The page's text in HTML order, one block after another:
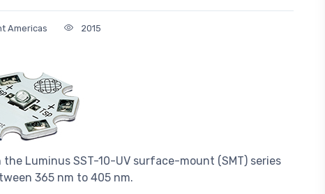
Americas 2015
Luminus SST-10-UV surface-mount (SMT) series
365 nm to 405 nm.